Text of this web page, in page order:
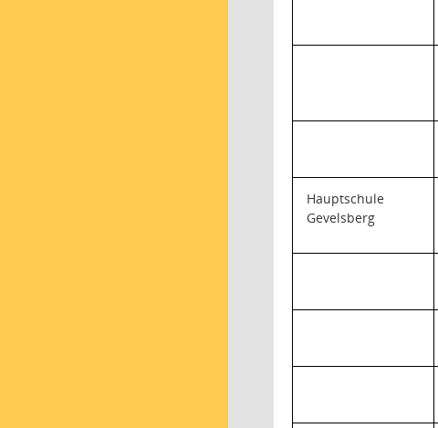
Hauptschule
Gevelsberg